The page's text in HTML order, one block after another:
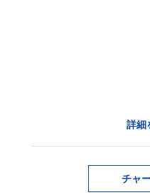
詳細
チャ